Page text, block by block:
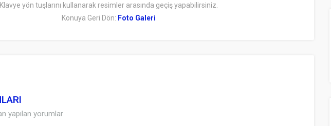
Klavye yön tuşlarını kullanarak resimler arasında geçiş yapabilirsiniz.
Konuya Geri Dön: Foto Galeri
yapılan yorumlar